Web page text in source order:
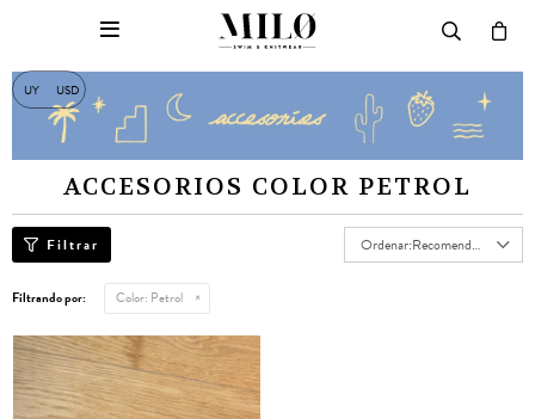
UY USD

ACCESORIOS COLOR PETROL
Recomendados
Filtrando por: Color: Petrol